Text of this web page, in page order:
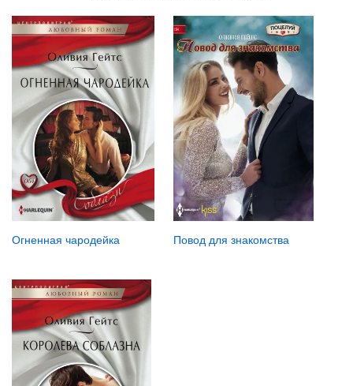
Огненная чародейка Повод для знакомства